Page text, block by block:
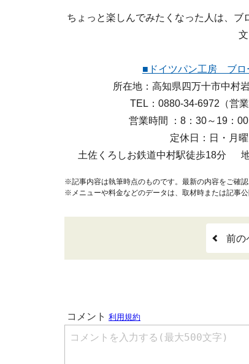
ちょっと楽しんでみたくなった人は、
■ドイツパン工房 ブロ
所在地：高知県四万十市中村
TEL：0880-34-6972（営業
営業時間 ：8：30～19
定休日：日・月曜
土佐くろしお鉄道中村駅徒歩18分
※記事内容は執筆時点のものです。最新の内容をご確認
※メニューや料金などのデータは、取材時または記事公
前の